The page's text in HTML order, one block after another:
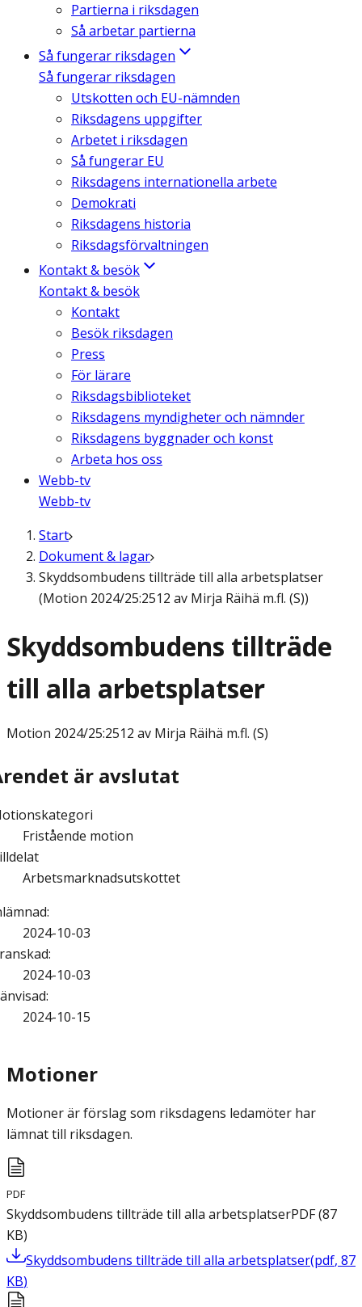
Partierna i riksdagen
Så arbetar partierna
Så fungerar riksdagen
Så fungerar riksdagen
Utskotten och EU-nämnden
Riksdagens uppgifter
Arbetet i riksdagen
Så fungerar EU
Riksdagens internationella arbete
Demokrati
Riksdagens historia
Riksdagsförvaltningen
Kontakt & besök
Kontakt & besök
Kontakt
Besök riksdagen
Press
För lärare
Riksdagsbiblioteket
Riksdagens myndigheter och nämnder
Riksdagens byggnader och konst
Arbeta hos oss
Webb-tv
Webb-tv
Start
Dokument & lagar
Skyddsombudens tillträde till alla arbetsplatser
(Motion 2024/25:2512 av Mirja Räihä m.fl. (S))
Skyddsombudens tillträde
till alla arbetsplatser
Motion 2024/25:2512 av Mirja Räihä m.fl. (S)
är avslutat
Fristående motion
Arbetsmarknadsutskottet
:
2024-10-03
:
2024-10-03
:
2024-10-15
Motioner
Motioner är förslag som riksdagens ledamöter har
lämnat till riksdagen.
PDF
Skyddsombudens tillträde till alla arbetsplatserPDF(87
KB)
Skyddsombudens tillträde till alla arbetsplatser(pdf, 87
KB)